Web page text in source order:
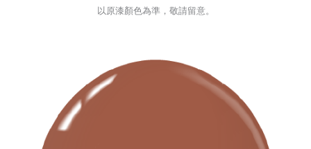
以原漆顏色為準，敬請留意。